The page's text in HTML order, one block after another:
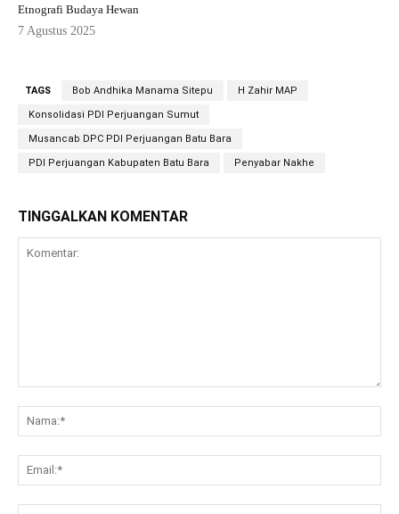
Etnografi Budaya Hewan
7 Agustus 2025
TAGS Bob Andhika Manama Sitepu H Zahir MAP
Konsolidasi PDI Perjuangan Sumut
Musancab DPC PDI Perjuangan Batu Bara
PDI Perjuangan Kabupaten Batu Bara Penyabar Nakhe
TINGGALKAN KOMENTAR